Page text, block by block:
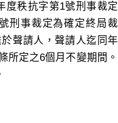
度秩抗字第1號刑事裁定
刑事裁定為確定終局裁
聲請人，聲請人迄同年
所定之6個月不變期間。